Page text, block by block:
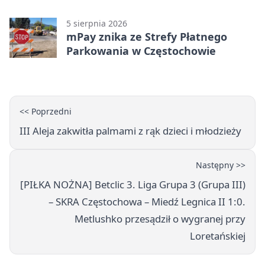
5 sierpnia 2026
mPay znika ze Strefy Płatnego
Parkowania w Częstochowie
<< Poprzedni
III Aleja zakwitła palmami z rąk dzieci i młodzieży
Następny >>
[PIŁKA NOŻNA] Betclic 3. Liga Grupa 3 (Grupa III)
– SKRA Częstochowa – Miedź Legnica II 1:0.
Metlushko przesądził o wygranej przy
Loretańskiej